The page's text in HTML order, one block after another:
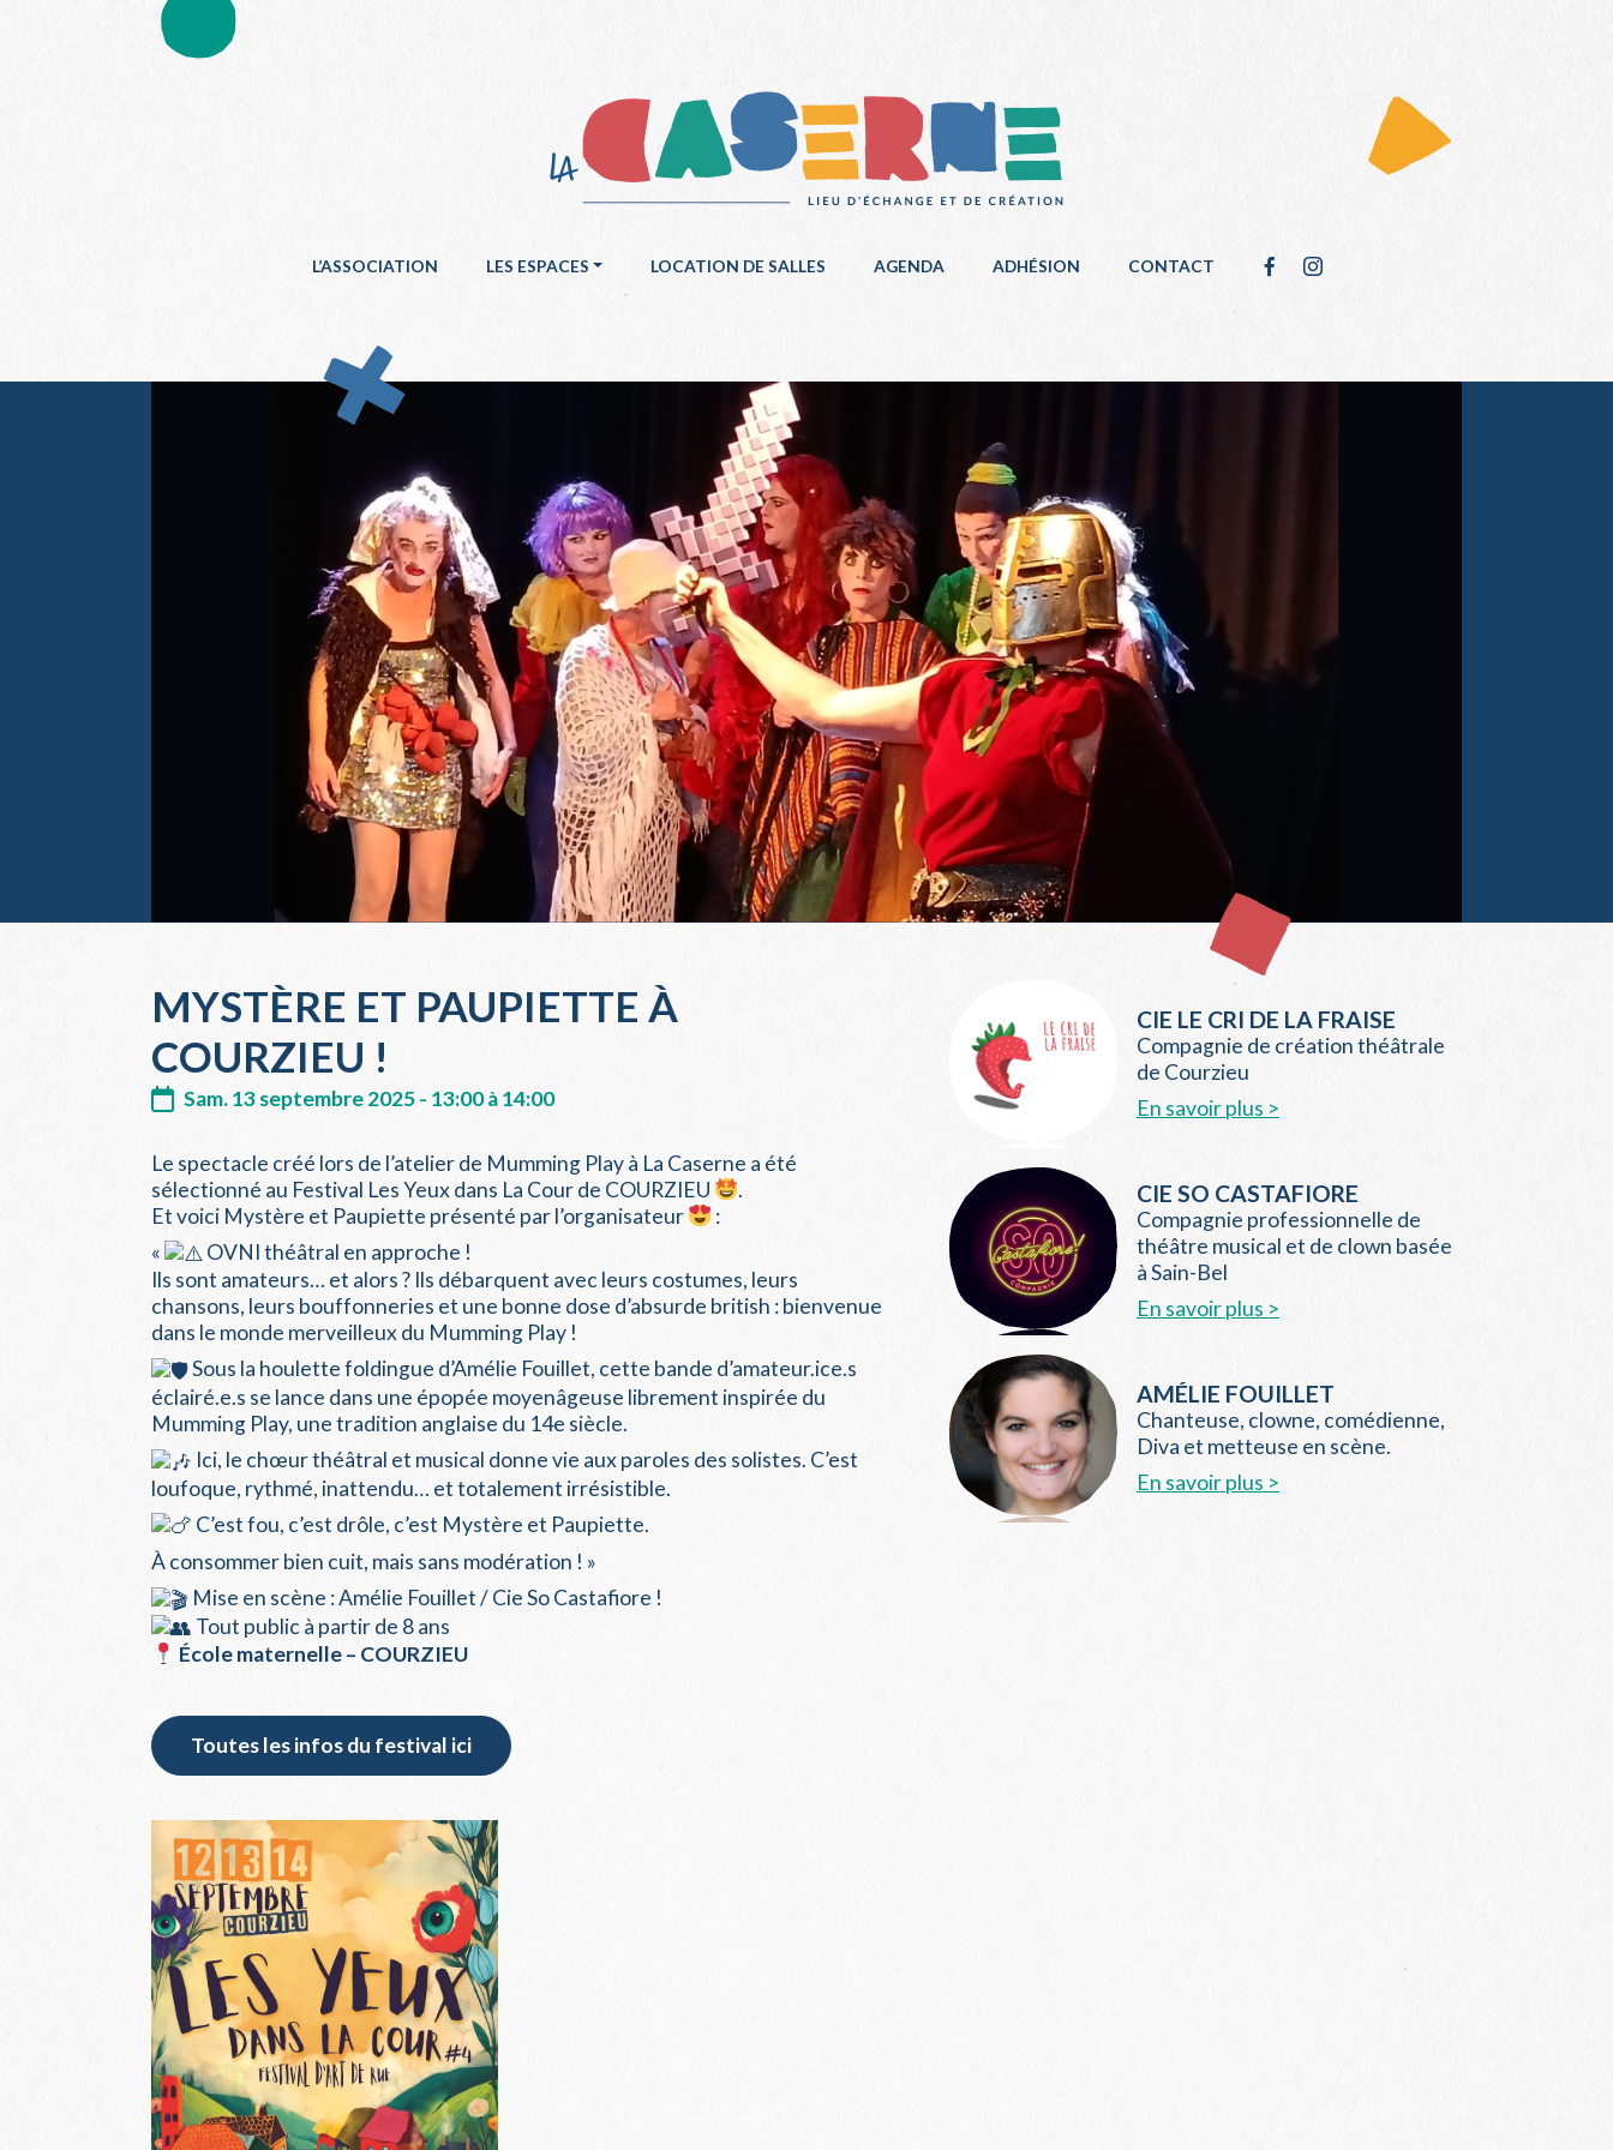
L’ASSOCIATION LES ESPACES LOCATION DE SALLES AGENDA ADHÉSION CONTACT
MYSTÈRE ET PAUPIETTE À
COURZIEU !
Sam. 13 septembre 2025 - 13:00 à 14:00
Le spectacle créé lors de l’atelier de Mumming Play à La Caserne a été
sélectionné au Festival Les Yeux dans La Cour de COURZIEU
.
Et voici Mystère et Paupiette présenté par l’organisateur
:
«
OVNI théâtral en approche !
Ils sont amateurs… et alors ? Ils débarquent avec leurs costumes, leurs
chansons, leurs bouffonneries et une bonne dose d’absurde british : bienvenue
dans le monde merveilleux du Mumming Play !
Sous la houlette foldingue d’Amélie Fouillet, cette bande d’amateur.ice.s
éclairé.e.s se lance dans une épopée moyenâgeuse librement inspirée du
Mumming Play, une tradition anglaise du 14e siècle.
Ici, le chœur théâtral et musical donne vie aux paroles des solistes. C’est
loufoque, rythmé, inattendu… et totalement irrésistible.
C’est fou, c’est drôle, c’est Mystère et Paupiette.
À consommer bien cuit, mais sans modération ! »
Mise en scène : Amélie Fouillet / Cie So Castafiore !
Tout public à partir de 8 ans
École maternelle – COURZIEU
Toutes les infos du festival ici
CIE LE CRI DE LA FRAISE
Compagnie de création théâtrale
de Courzieu
En savoir plus >
CIE SO CASTAFIORE
Compagnie professionnelle de
théâtre musical et de clown basée
à Sain-Bel
En savoir plus >
AMÉLIE FOUILLET
Chanteuse, clowne, comédienne,
Diva et metteuse en scène.
En savoir plus >